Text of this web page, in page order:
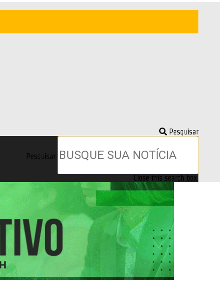
Pesquisar
Pesquisar
Close this search box.